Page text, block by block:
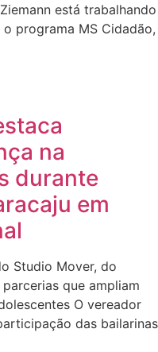
está trabalhando
programa MS Cidadão,
na
durante
em
Studio Mover, do
que ampliam
O vereador
das bailarinas